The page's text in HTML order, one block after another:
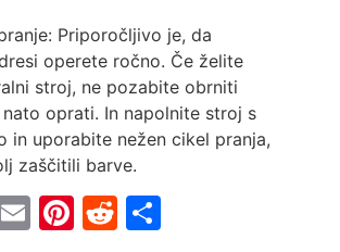
Priporočljivo je, da
operete ročno. Če želite
stroj, ne pozabite obrniti
oprati. In napolnite stroj s
in uporabite nežen cikel pranja,
zaščitili barve.
EmailPinterest
Reddit
Share